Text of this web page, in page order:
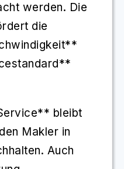
werden. Die
die
bleibt
Makler in
Auch